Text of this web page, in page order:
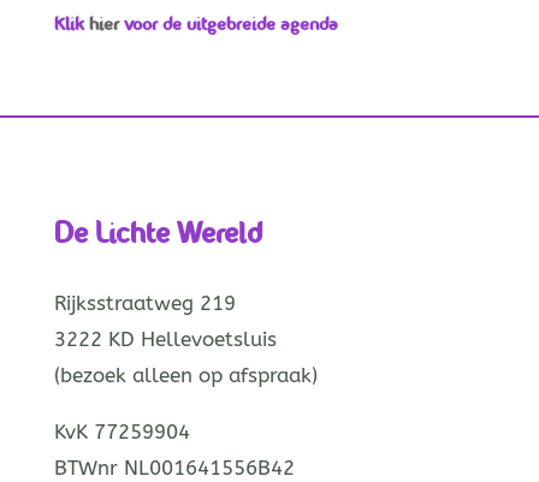
Klikhiervoor de uitgebreide agenda
De Lichte Wereld
Rijksstraatweg 219
3222 KD Hellevoetsluis
(bezoek alleen op afspraak)
KvK 77259904
BTWnr NL001641556B42